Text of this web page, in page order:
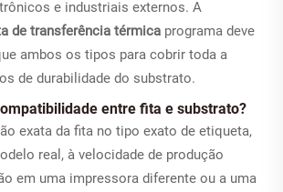
e industriais externos. A
de transferência térmica programa deve
ambos os tipos para cobrir toda a
de durabilidade do substrato.
entre fita e substrato?
exata da fita no tipo exato de etiqueta,
real, à velocidade de produção
em uma impressora diferente ou a uma